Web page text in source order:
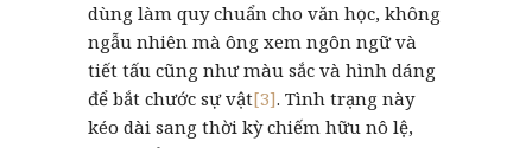
dùng làm quy chuẩn cho văn học, không
ngẫu nhiên mà ông xem ngôn ngữ và
tiết tấu cũng như màu sắc và hình dáng
để bắt chước sự vật[3]. Tình trạng này
kéo dài sang thời kỳ chiếm hữu nô lệ,